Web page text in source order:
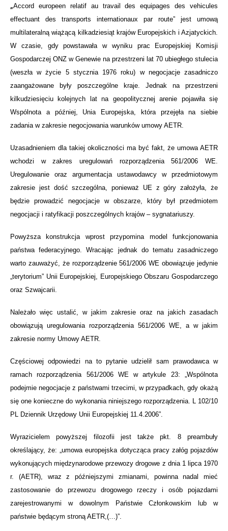
„Accord europeen relatif au travail des equipages des vehicules
effectuant des transports internationaux par route” jest umową
multilateralną wiążącą kilkadziesiąt krajów Europejskich i Azjatyckich.
W czasie, gdy powstawała w wyniku prac Europejskiej Komisji
Gospodarczej ONZ w Genewie na przestrzeni lat 70 ubiegłego stulecia
(weszła w życie 5 stycznia 1976 roku) w negocjacje zasadniczo
zaangażowane były poszczególne kraje. Jednak na przestrzeni
kilkudziesięciu kolejnych lat na geopolitycznej arenie pojawiła się
Wspólnota a później, Unia Europejska, która przejęła na siebie
zadania w zakresie negocjowania warunków umowy AETR.
Uzasadnieniem dla takiej okoliczności ma być fakt, że umowa AETR
wchodzi w zakres uregulowań rozporządzenia 561/2006 WE.
Uregulowanie oraz argumentacja ustawodawcy w przedmiotowym
zakresie jest dość szczególna, ponieważ UE z góry założyła, że
będzie prowadzić negocjacje w obszarze, który był przedmiotem
negocjacji i ratyfikacji poszczególnych krajów – sygnatariuszy.
Powyższa konstrukcja wprost przypomina model funkcjonowania
państwa federacyjnego. Wracając jednak do tematu zasadniczego
warto zauważyć, że rozporządzenie 561/2006 WE obowiązuje jedynie
„terytorium” Unii Europejskiej, Europejskiego Obszaru Gospodarczego
oraz Szwajcarii.
Należało więc ustalić, w jakim zakresie oraz na jakich zasadach
obowiązują uregulowania rozporządzenia 561/2006 WE, a w jakim
zakresie normy Umowy AETR.
Częściowej odpowiedzi na to pytanie udzielił sam prawodawca w
ramach rozporządzenia 561/2006 WE w artykule 23: „Wspólnota
podejmie negocjacje z państwami trzecimi, w przypadkach, gdy okażą
się one konieczne do wykonania niniejszego rozporządzenia. L 102/10
PL Dziennik Urzędowy Unii Europejskiej 11.4.2006”.
Wyrazicielem powyższej filozofii jest także pkt. 8 preambuły
określający, że: „umowa europejska dotycząca pracy załóg pojazdów
wykonujących międzynarodowe przewozy drogowe z dnia 1 lipca 1970
r. (AETR), wraz z późniejszymi zmianami, powinna nadal mieć
zastosowanie do przewozu drogowego rzeczy i osób pojazdami
zarejestrowanymi w dowolnym Państwie Członkowskim lub w
państwie będącym stroną AETR,(…)”.